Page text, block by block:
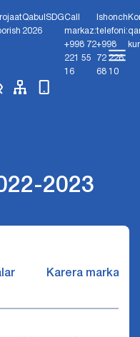
Qabul
2026
SDGCall
markaz:
+998 72
221 55
16
Ishonch
telefoni:
+998
72 226
68 10
2023
Karera markazi